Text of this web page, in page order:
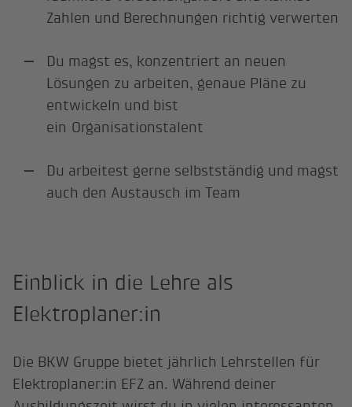
Zahlen und Berechnungen richtig verwerten
Du magst es, konzentriert an neuen
Lösungen zu arbeiten, genaue Pläne zu
entwickeln und bist
ein Organisationstalent
Du arbeitest gerne selbstständig und magst
auch den Austausch im Team
Einblick in die Lehre als
Elektroplaner:in
Die BKW Gruppe bietet jährlich Lehrstellen für
Elektroplaner:in EFZ an. Während deiner